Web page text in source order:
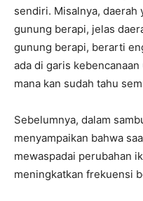
sendiri. Misalnya,
gunung berapi, jelas
gunung berapi, berarti
ada di garis
mana kan sudah tahu
Sebelumnya, dalam
menyampaikan bahwa
mewaspadai perubahan
meningkatkan frekuensi